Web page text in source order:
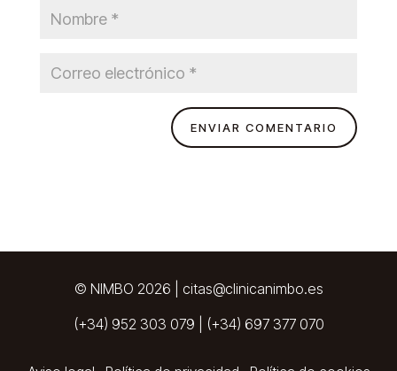
© NIMBO 2026 | citas@clinicanimbo.es
(+34) 952 303 079
(+34) 697 377 070